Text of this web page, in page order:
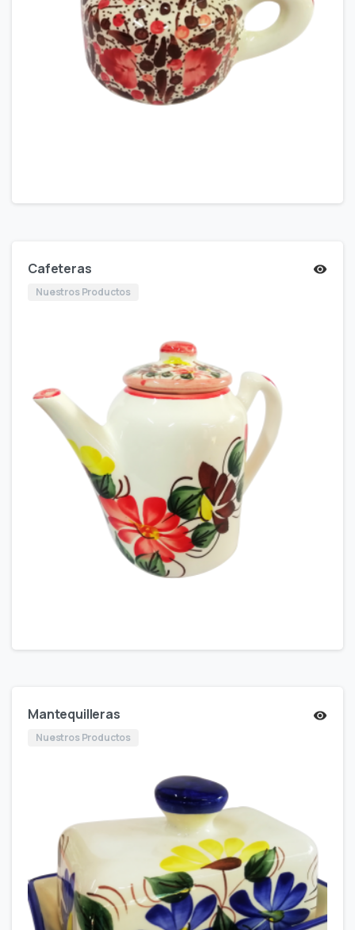
Cafeteras
Nuestros Productos
Mantequilleras
Nuestros Productos